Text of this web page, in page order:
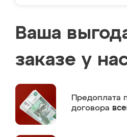
Ваша
заказе у
Предоплата
договора